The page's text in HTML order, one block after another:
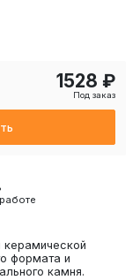
1528 ₽
Под заказ
керамической
формата и
камня.